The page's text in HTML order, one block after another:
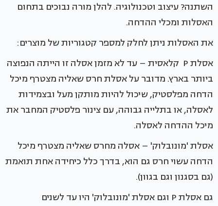
השתנה? עיצוב וטכנולוגיה. להלן מורה נבוכים בתחום
האסלות ומכלי ההדחה.
את האסלות ניתן לחלק למספר קטגוריות של מוצרים:
אסלת P קלאסית – עד לא מזמן אסלה זו הייתה הנפוצה
ביותר בארץ. מדובר על אסלת חרס שאליה מצטרף מיכל
הדחה מפלסטיק, שיכול להיות מותקן מעל ובצמידות
לאסלה, או בתלייה גבוהה, עם צינור פלסטיק המחבר את
מיכל ההדחה לאסלה.
אסלת 'מונובלוק' – אסלה מחרס שאליה מצטרף מיכל
הדחה עשוי חרס גם הוא, בדרך כלל כיחידה אחת תואמת
(גם בסגנון וגם בגוון).
גם אסלת P וגם אסלת 'מונובלוק' היו עד לשנים